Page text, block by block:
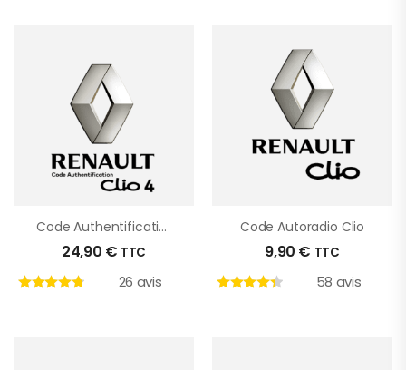
Code Authentification Clio 4
24,90 € TTC
26 avis
Code Autoradio Clio
9,90 € TTC
58 avis